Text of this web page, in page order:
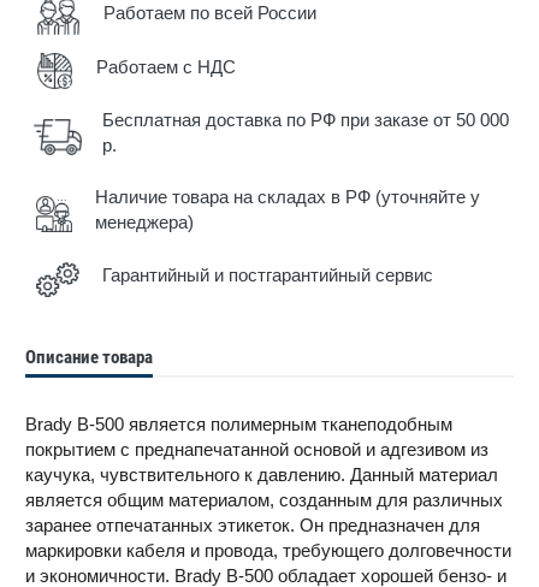
Работаем по всей России
Работаем с НДС
Бесплатная доставка по РФ при заказе от 50 000
р.
Наличие товара на складах в РФ (уточняйте у
менеджера)
Гарантийный и постгарантийный сервис
Описание товара
Brady B-500 является полимерным тканеподобным
покрытием с преднапечатанной основой и адгезивом из
каучука, чувствительного к давлению. Данный материал
является общим материалом, созданным для различных
заранее отпечатанных этикеток. Он предназначен для
маркировки кабеля и провода, требующего долговечности
и экономичности. Brady B-500 обладает хорошей бензо- и